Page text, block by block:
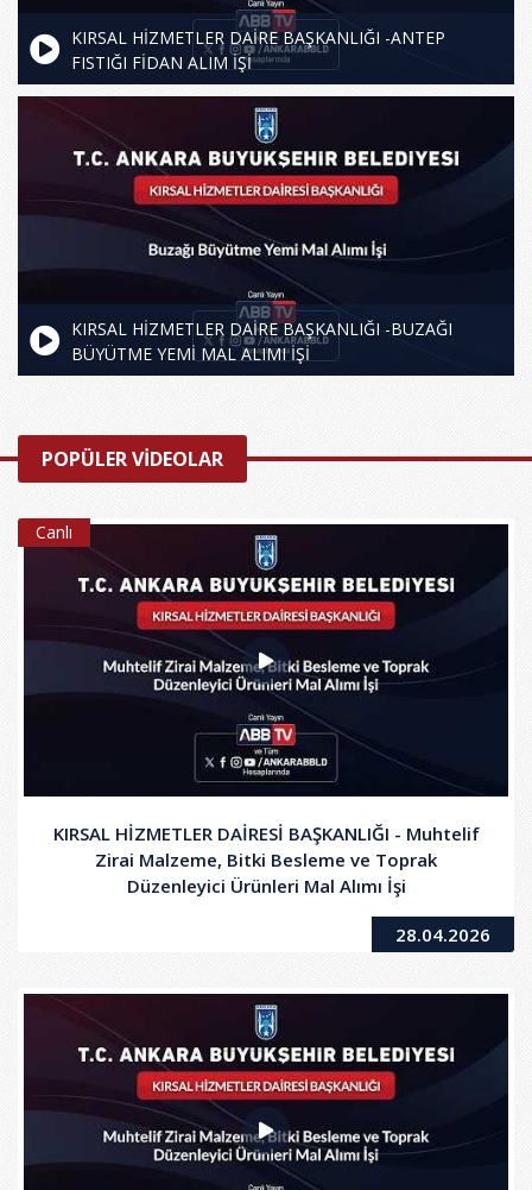
KIRSAL HİZMETLER DAİRE BAŞKANLIĞI -ANTEP
FISTIĞI FİDAN ALIM İŞİ
KIRSAL HİZMETLER DAİRE BAŞKANLIĞI -BUZAĞI
BÜYÜTME YEMİ MAL ALIMI İŞİ
POPÜLER VİDEOLAR
Canlı
KIRSAL HİZMETLER DAİRESİ BAŞKANLIĞI - Muhtelif
Zirai Malzeme, Bitki Besleme ve Toprak
Düzenleyici Ürünleri Mal Alımı İşi
28.04.2026